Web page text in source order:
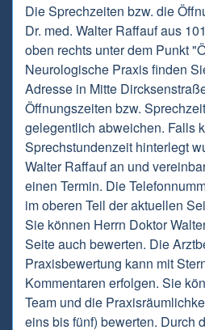
Die Sprechzeiten bzw. die
Dr. med. Walter Raffauf aus
oben rechts unter dem Punkt
Neurologische Praxis finden
Adresse in Mitte
Öffnungszeiten bzw.
gelegentlich abweichen. Falls
Sprechstundenzeit hinterlegt
Walter Raffauf an und
einen Termin. Die
im oberen Teil der aktuellen
Sie können Herrn Doktor
Seite auch bewerten. Die
Praxisbewertung kann mit
Kommentaren erfolgen. Sie
Team und die
eins bis fünf) bewerten. Durch